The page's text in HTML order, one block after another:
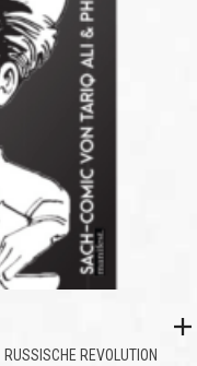
RUSSISCHE REVOLUTION